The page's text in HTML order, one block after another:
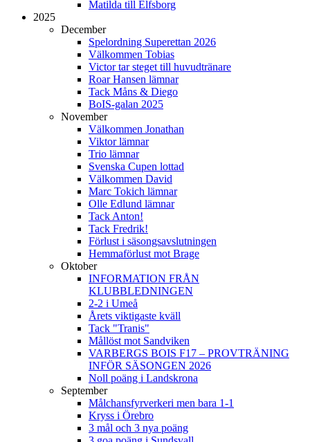
Matilda till Elfsborg
2025
December
Spelordning Superettan 2026
Välkommen Tobias
Victor tar steget till huvudtränare
Roar Hansen lämnar
Tack Måns & Diego
BoIS-galan 2025
November
Välkommen Jonathan
Viktor lämnar
Trio lämnar
Svenska Cupen lottad
Välkommen David
Marc Tokich lämnar
Olle Edlund lämnar
Tack Anton!
Tack Fredrik!
Förlust i säsongsavslutningen
Hemmaförlust mot Brage
Oktober
INFORMATION FRÅN
KLUBBLEDNINGEN
2-2 i Umeå
Årets viktigaste kväll
Tack "Tranis"
Mållöst mot Sandviken
VARBERGS BOIS F17 – PROVTRÄNING
INFÖR SÄSONGEN 2026
Noll poäng i Landskrona
September
Målchansfyrverkeri men bara 1-1
Kryss i Örebro
3 mål och 3 nya poäng